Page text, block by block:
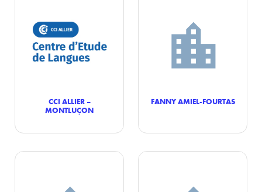
CCI ALLIER –
MONTLUÇON
FANNY AMIEL-FOURTAS